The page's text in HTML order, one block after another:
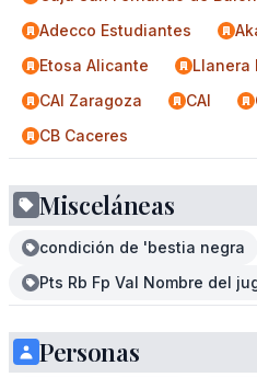
Adecco Estudiantes
Etosa Alicante
Llanera
CAI Zaragoza
CAI
CB Caceres
Misceláneas
condición de 'bestia negra
Pts Rb Fp Val Nombre del
Personas